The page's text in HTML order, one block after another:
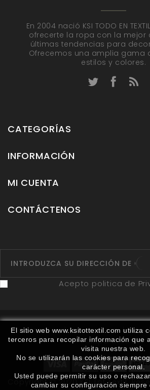
En 2004 nació KSI TODO EN
ofrecerte la ropa con la mejor
últimas tendencias para
Ofrecemos una amplia gama
estilos y colores.
CATEGORÍAS
INFORMACIÓN
MI CUENTA
CONTÁCTENOS
El sitio web www.ksitottextil.com utiliza
terceros para recopilar información que
visita nuestra web.
No se utilizarán las cookies para
carácter personal.
Usted puede permitir su uso o
cambiar su configuración siempre
Acepto politica de
Fabricantes Proveedores Ruta
Mapa del sitio
Copyright © 2020 KSI Tot Textil.